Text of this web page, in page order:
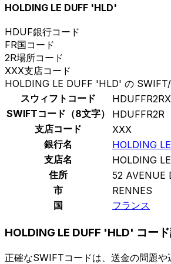
HOLDING LE DUFF 'HLD'
HDUF銀行コード
FR国コード
2R場所コード
XXX支店コード
HOLDING LE DUFF 'HLD' の
スウィフトコード
SWIFTコード（8文字）
HDUFFR2R
支店コード
XXX
銀行名
HOLDING
支店名
HOLDING
住所
52 AVENUE
市
RENNES
国
フランス
HOLDING LE DUFF 'HLD' コー
正確なSWIFTコードは、送金の問題